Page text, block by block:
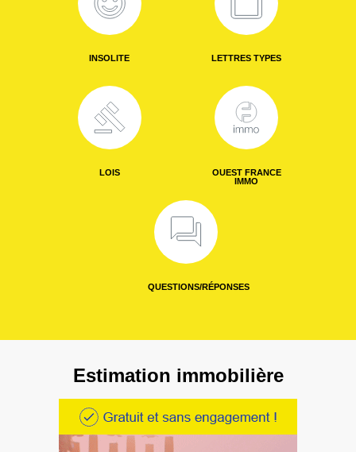
INSOLITE LETTRES TYPES
LOIS
OUEST FRANCE
IMMO
QUESTIONS/RÉPONSES
Estimation immobilière